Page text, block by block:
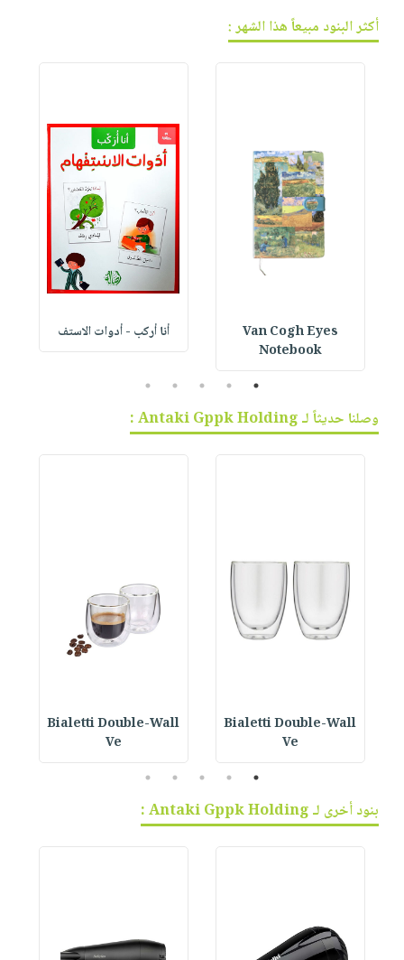
أكثر البنود مبيعاً هذا الشهر :
Van Cogh Eyes
Notebook
أنا أركب - أدوات الاستف
1
2
3
4
5
وصلنا حديثاً لـ Antaki Gppk Holding :
Bialetti Double-Wall
Ve
Bialetti Double-Wall
Ve
1
2
3
4
5
بنود أخرى لـ Antaki Gppk Holding :